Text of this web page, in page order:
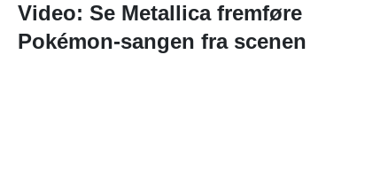
Video: Se Metallica fremføre
Pokémon-sangen fra scenen